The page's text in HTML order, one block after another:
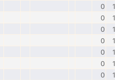
0
0
0
0
0
0
0